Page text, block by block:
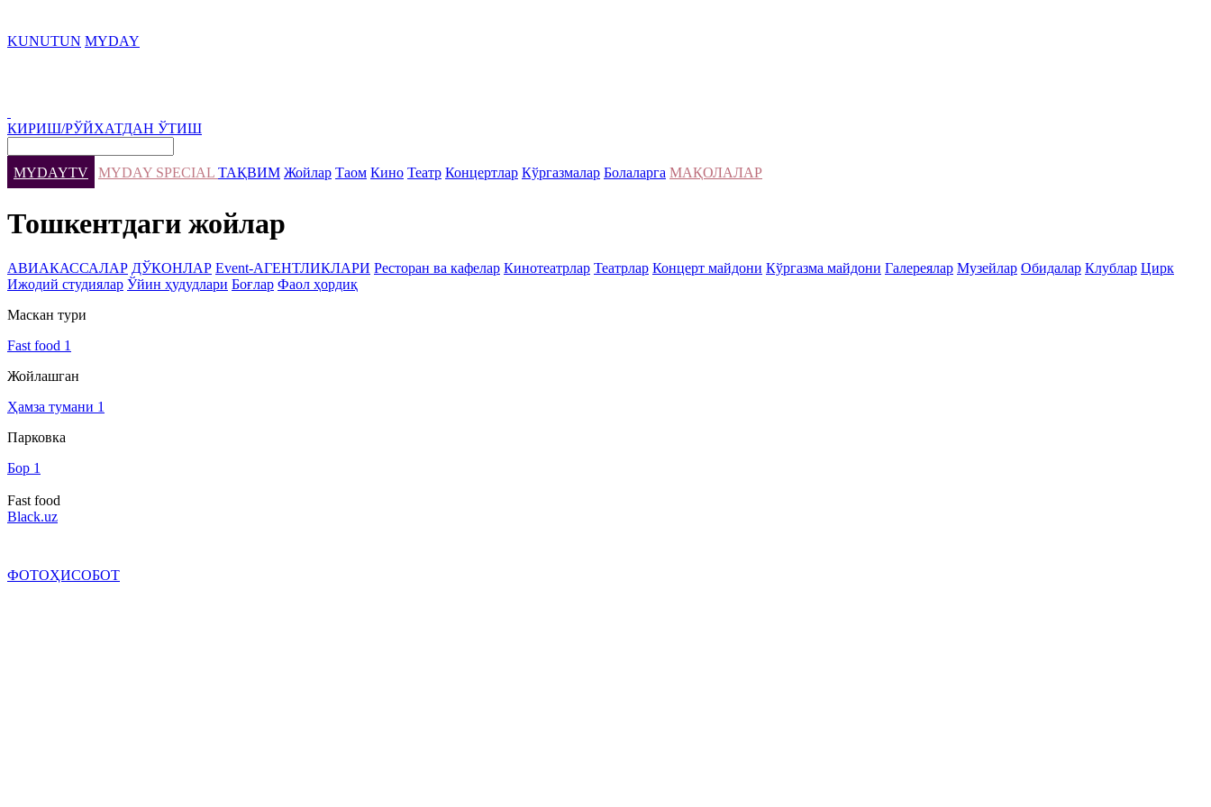
KUNUTUN MYDAY
КИРИШ/РЎЙХАТДАН ЎТИШ
MYDAYTV MYDAY SPECIAL ТАҚВИМ Жойлар Таом Кино Театр Концертлар Кўргазмалар Болаларга МАҚОЛАЛАР
Тошкентдаги жойлар
АВИАКАССАЛАР ДЎКОНЛАР Event-АГЕНТЛИКЛАРИ Ресторан ва кафелар Кинотеатрлар Театрлар Концерт майдони Кўргазма майдони Галереялар Музейлар Обидалар Клублар Цирк
Ижодий студиялар Ўйин ҳудудлари Боғлар Фаол ҳордиқ
Маскан тури
Fast food 1
Жойлашган
Ҳамза тумани 1
Парковка
Бор 1
Fast food
Black.uz
ФОТОҲИСОБОТ